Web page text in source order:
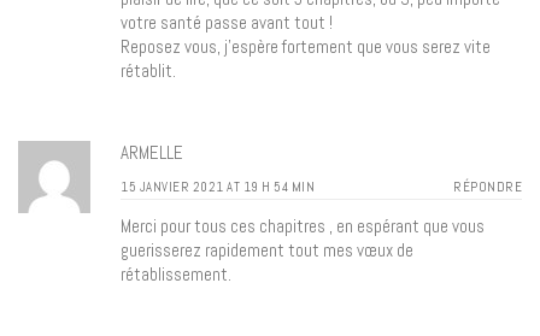
votre santé passe avant tout !
Reposez vous, j’espère fortement que vous serez vite
rétablit.
ARMELLE
15 JANVIER 2021 AT 19 H 54 MIN RÉPONDRE
Merci pour tous ces chapitres , en espérant que vous
guerisserez rapidement tout mes vœux de
rétablissement.